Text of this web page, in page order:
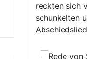
reckten sich
schunkelten